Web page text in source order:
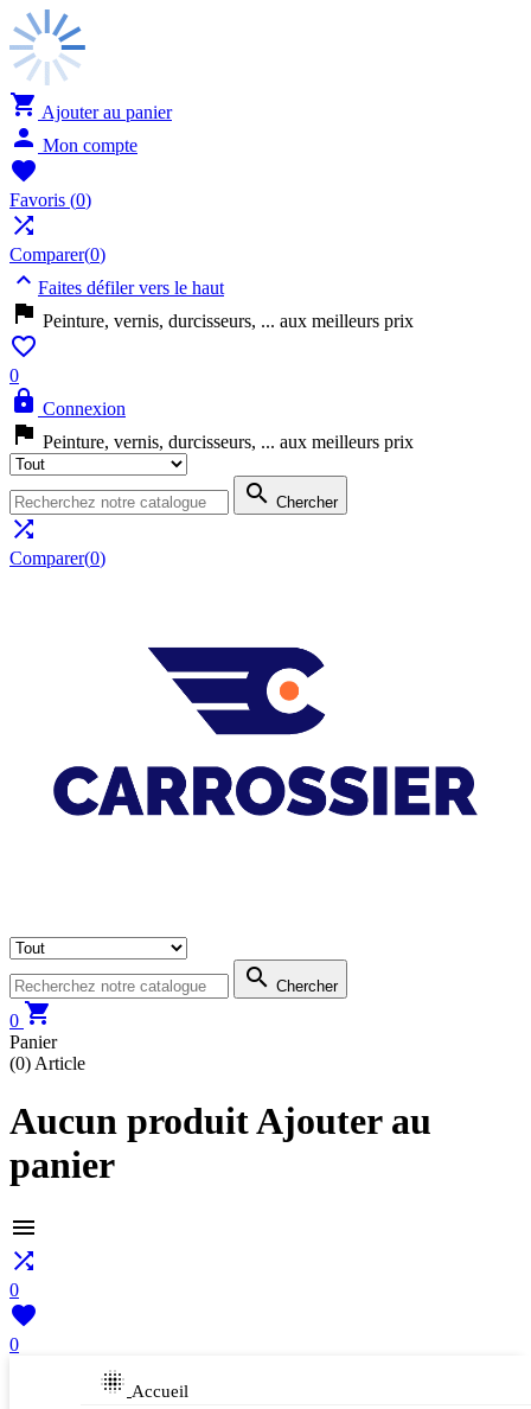
 Ajouter au panier
 Mon compte

Favoris (0)

Comparer(0)
 Faites défiler vers le haut
 Peinture, vernis, durcisseurs, ... aux meilleurs prix

0
 Connexion
 Peinture, vernis, durcisseurs, ... aux meilleurs prix
 Chercher

Comparer(0)
 Chercher
0 
Panier
(0) Article
Aucun produit Ajouter au
panier


0

0
 Accueil